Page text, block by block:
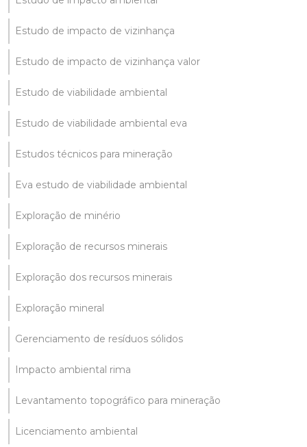
Estudo de impacto de vizinhança
Estudo de impacto de vizinhança valor
Estudo de viabilidade ambiental
Estudo de viabilidade ambiental eva
Estudos técnicos para mineração
Eva estudo de viabilidade ambiental
Exploração de minério
Exploração de recursos minerais
Exploração dos recursos minerais
Exploração mineral
Gerenciamento de resíduos sólidos
Impacto ambiental rima
Levantamento topográfico para mineração
Licenciamento ambiental